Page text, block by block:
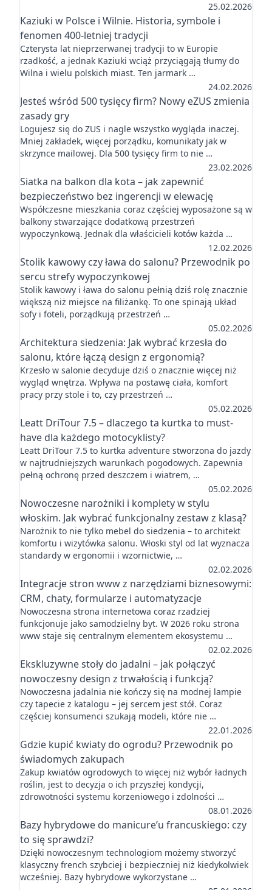
25.02.2026
Kaziuki w Polsce i Wilnie. Historia, symbole i
fenomen 400-letniej tradycji
Czterysta lat nieprzerwanej tradycji to w Europie
rzadkość, a jednak Kaziuki wciąż przyciągają tłumy do
Wilna i wielu polskich miast. Ten jarmark …
24.02.2026
Jesteś wśród 500 tysięcy firm? Nowy eZUS zmienia
zasady gry
Logujesz się do ZUS i nagle wszystko wygląda inaczej.
Mniej zakładek, więcej porządku, komunikaty jak w
skrzynce mailowej. Dla 500 tysięcy firm to nie …
23.02.2026
Siatka na balkon dla kota – jak zapewnić
bezpieczeństwo bez ingerencji w elewację
Współczesne mieszkania coraz częściej wyposażone są w
balkony stwarzające dodatkową przestrzeń
wypoczynkową. Jednak dla właścicieli kotów każda …
12.02.2026
Stolik kawowy czy ława do salonu? Przewodnik po
sercu strefy wypoczynkowej
Stolik kawowy i ława do salonu pełnią dziś rolę znacznie
większą niż miejsce na filiżankę. To one spinają układ
sofy i foteli, porządkują przestrzeń …
05.02.2026
Architektura siedzenia: Jak wybrać krzesła do
salonu, które łączą design z ergonomią?
Krzesło w salonie decyduje dziś o znacznie więcej niż
wygląd wnętrza. Wpływa na postawę ciała, komfort
pracy przy stole i to, czy przestrzeń …
05.02.2026
Leatt DriTour 7.5 – dlaczego ta kurtka to must-
have dla każdego motocyklisty?
Leatt DriTour 7.5 to kurtka adventure stworzona do jazdy
w najtrudniejszych warunkach pogodowych. Zapewnia
pełną ochronę przed deszczem i wiatrem, …
05.02.2026
Nowoczesne narożniki i komplety w stylu
włoskim. Jak wybrać funkcjonalny zestaw z klasą?
Narożnik to nie tylko mebel do siedzenia – to architekt
komfortu i wizytówka salonu. Włoski styl od lat wyznacza
standardy w ergonomii i wzornictwie, …
02.02.2026
Integracje stron www z narzędziami biznesowymi:
CRM, chaty, formularze i automatyzacje
Nowoczesna strona internetowa coraz rzadziej
funkcjonuje jako samodzielny byt. W 2026 roku strona
www staje się centralnym elementem ekosystemu …
02.02.2026
Ekskluzywne stoły do jadalni – jak połączyć
nowoczesny design z trwałością i funkcją?
Nowoczesna jadalnia nie kończy się na modnej lampie
czy tapecie z katalogu – jej sercem jest stół. Coraz
częściej konsumenci szukają modeli, które nie …
22.01.2026
Gdzie kupić kwiaty do ogrodu? Przewodnik po
świadomych zakupach
Zakup kwiatów ogrodowych to więcej niż wybór ładnych
roślin, jest to decyzja o ich przyszłej kondycji,
zdrowotności systemu korzeniowego i zdolności …
08.01.2026
Bazy hybrydowe do manicure’u francuskiego: czy
to się sprawdzi?
Dzięki nowoczesnym technologiom możemy stworzyć
klasyczny french szybciej i bezpieczniej niż kiedykolwiek
wcześniej. Bazy hybrydowe wykorzystane …